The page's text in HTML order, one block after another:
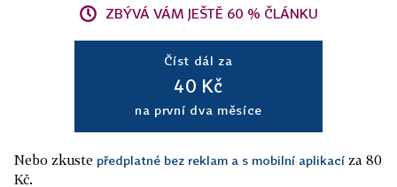
ZBÝVÁ VÁM JEŠTĚ 60 % ČLÁNKU
Číst dál za
40 Kč
na první dva měsíce
Nebo zkuste předplatné bez reklam a s mobilní aplikací za 80
Kč.